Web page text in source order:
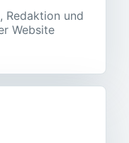
Redaktion und
Website